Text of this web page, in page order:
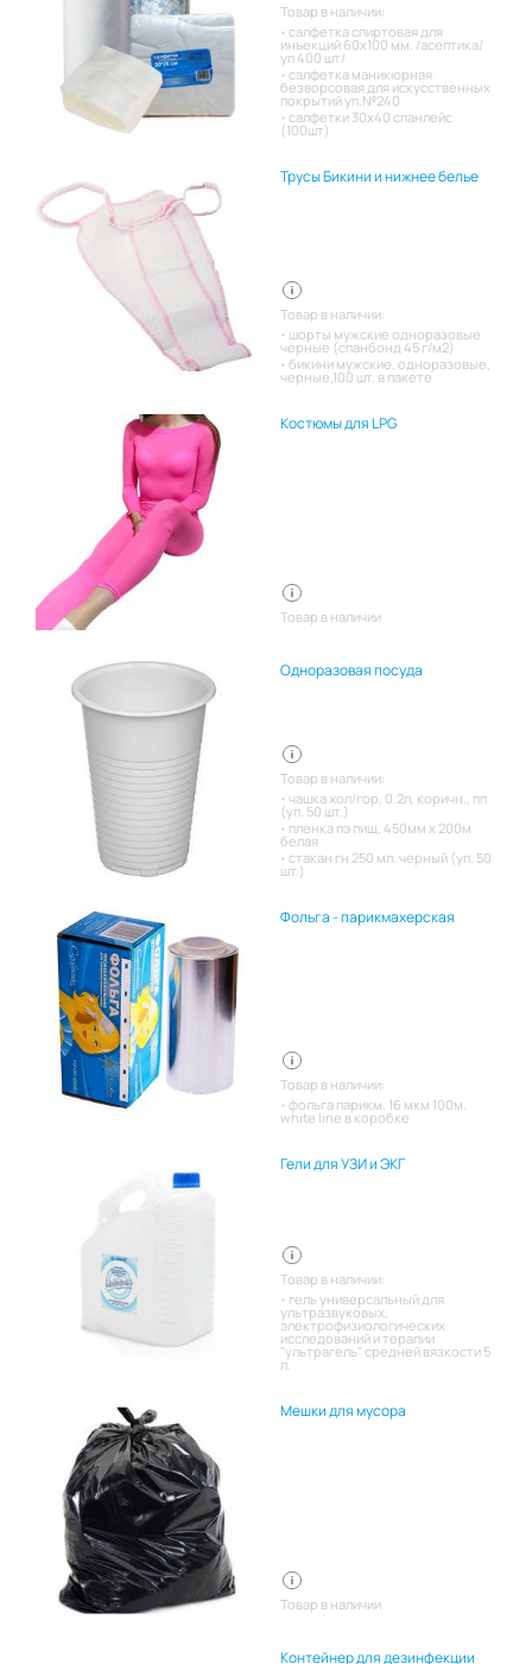
Товар в наличии:
салфетка спиртовая для
инъекций 60х100 мм. /асептика/
уп 400 шт/
салфетка маникюрная
безворсовая для искусственных
покрытий уп.№240
салфетки 30х40 спанлейс
(100шт)
Трусы Бикини и нижнее белье
Товар в наличии:
шорты мужские одноразовые
черные (спанбонд 45 г/м2)
бикини мужские, одноразовые,
черные,100 шт. в пакете
Костюмы для LPG
Товар в наличии
Одноразовая посуда
Товар в наличии:
чашка хол/гор, 0.2л, коричн., пп
(уп. 50 шт.)
пленка пэ пищ. 450мм х 200м
белая
стакан гн 250 мл. черный (уп. 50
шт.)
Фольга - парикмахерская
Товар в наличии:
фольга парикм. 16 мкм 100м.
white line в коробке
Гели для УЗИ и ЭКГ
Товар в наличии:
гель универсальный для
ультразвуковых,
электрофизиологических
исследований и терапии
"ультрагель" средней вязкости 5
л.
Мешки для мусора
Товар в наличии
Контейнер для дезинфекции